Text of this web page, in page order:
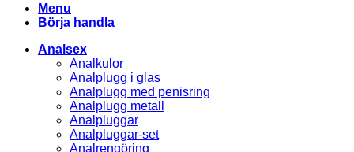
Menu
Börja handla
Analsex
Analkulor
Analplugg i glas
Analplugg med penisring
Analplugg metall
Analpluggar
Analpluggar-set
Analrengöring